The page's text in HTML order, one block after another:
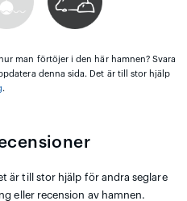
man förtöjer i den här hamnen? Svara
denna sida. Det är till stor hjälp
.
är till stor hjälp för andra seglare
eller recension av hamnen.